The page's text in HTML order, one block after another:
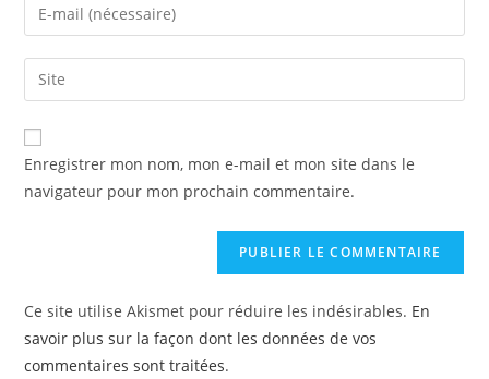
Enregistrer mon nom, mon e-mail et mon site dans le
navigateur pour mon prochain commentaire.
Ce site utilise Akismet pour réduire les indésirables. En
savoir plus sur la façon dont les données de vos
commentaires sont traitées.